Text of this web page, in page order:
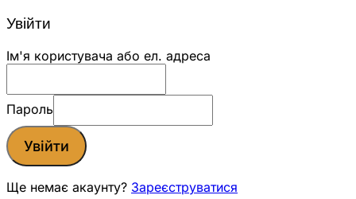
Увійти
Ім'я користувача або ел. адреса
Пароль
Увійти
Ще немає акаунту? Зареєструватися